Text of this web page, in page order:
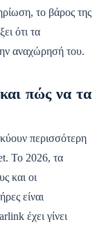
το βάρος της
ότι τα
αναχώρησή του.
πώς να τα
περισσότερη
Το 2026, τα
και οι
είναι
έχει γίνει